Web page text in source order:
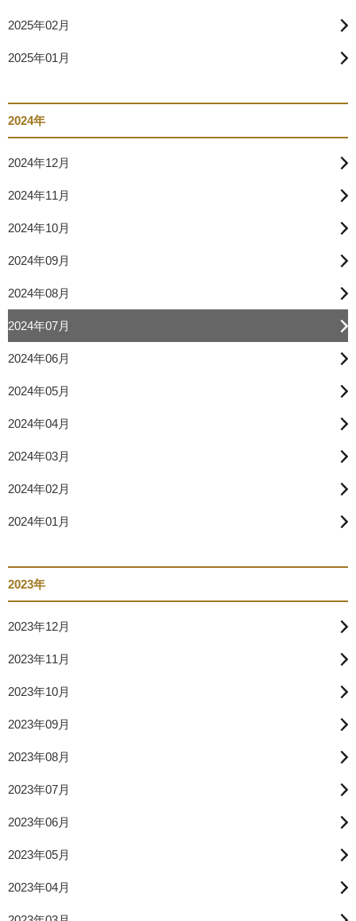
2025年02月
2025年01月
2024年
2024年12月
2024年11月
2024年10月
2024年09月
2024年08月
2024年07月
2024年06月
2024年05月
2024年04月
2024年03月
2024年02月
2024年01月
2023年
2023年12月
2023年11月
2023年10月
2023年09月
2023年08月
2023年07月
2023年06月
2023年05月
2023年04月